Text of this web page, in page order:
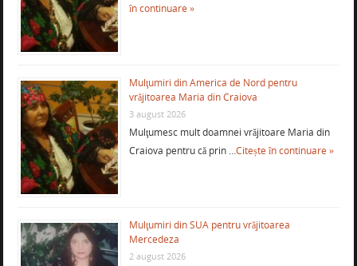
în continuare »
Mulţumiri din America de Nord pentru
vrăjitoarea Maria din Craiova
3 august 2026
Mulţumesc mult doamnei vrăjitoare Maria din
Craiova pentru că prin …Citește în continuare »
Mulţumiri din SUA pentru vrăjitoarea
Mercedeza
2 august 2026